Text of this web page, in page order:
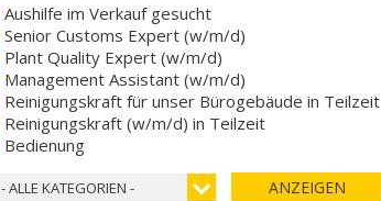
Aushilfe im Verkauf gesucht
Senior Customs Expert (w/m/d)
Plant Quality Expert (w/m/d)
Management Assistant (w/m/d)
Reinigungskraft für unser Bürogebäude in Teilzeit
Reinigungskraft (w/m/d) in Teilzeit
Bedienung
- ALLE KATEGORIEN - ANZEIGEN